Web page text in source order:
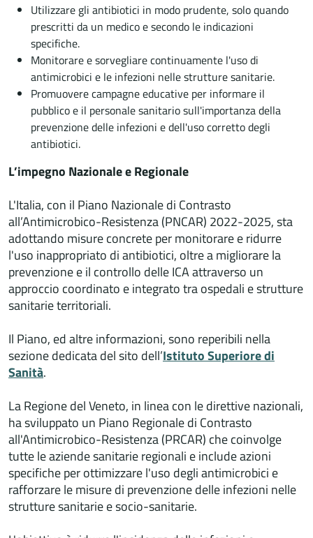
Utilizzare gli antibiotici in modo prudente, solo quando
prescritti da un medico e secondo le indicazioni
specifiche.
Monitorare e sorvegliare continuamente l'uso di
antimicrobici e le infezioni nelle strutture sanitarie.
Promuovere campagne educative per informare il
pubblico e il personale sanitario sull'importanza della
prevenzione delle infezioni e dell'uso corretto degli
antibiotici.
L’impegno Nazionale e Regionale
L'Italia, con il Piano Nazionale di Contrasto
all’Antimicrobico-Resistenza (PNCAR) 2022-2025, sta
adottando misure concrete per monitorare e ridurre
l'uso inappropriato di antibiotici, oltre a migliorare la
prevenzione e il controllo delle ICA attraverso un
approccio coordinato e integrato tra ospedali e strutture
sanitarie territoriali.
Il Piano, ed altre informazioni, sono reperibili nella
sezione dedicata del sito dell’Istituto Superiore di
Sanità.
La Regione del Veneto, in linea con le direttive nazionali,
ha sviluppato un Piano Regionale di Contrasto
all'Antimicrobico-Resistenza (PRCAR) che coinvolge
tutte le aziende sanitarie regionali e include azioni
specifiche per ottimizzare l'uso degli antimicrobici e
rafforzare le misure di prevenzione delle infezioni nelle
strutture sanitarie e socio-sanitarie.